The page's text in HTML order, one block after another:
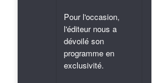
Pour l'occasion,
l'éditeur nous a
dévoilé son
programme en
exclusivité.